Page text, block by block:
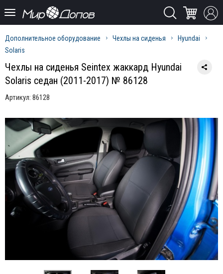
Дополнительное оборудование Чехлы на сиденья
Hyundai
Solaris
Чехлы на сиденья Seintex жаккард Hyundai
Solaris седан (2011-2017) № 86128
Артикул: 86128